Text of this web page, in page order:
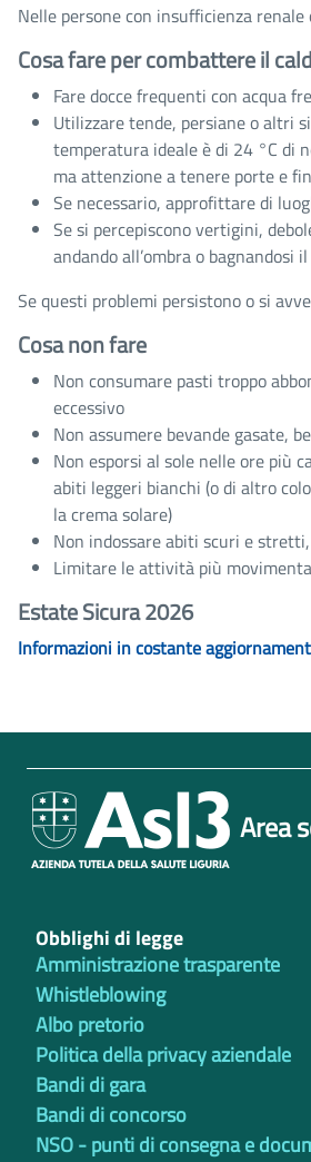
Nelle persone con insufficienza
Cosa fare per combattere il
Fare docce frequenti con acqua
Utilizzare tende, persiane o altri
temperatura ideale è di 24 °C di
ma attenzione a tenere porte e
Se necessario, approfittare di
Se si percepiscono vertigini,
andando all’ombra o bagnandosi
Se questi problemi persistono o si
Cosa non fare
Non consumare pasti troppo
eccessivo
Non assumere bevande gasate,
Non esporsi al sole nelle ore più
abiti leggeri bianchi (o di altro
la crema solare)
Non indossare abiti scuri e
Limitare le attività più
Estate Sicura 2026
Informazioni in costante
Area
Obblighi di legge
Amministrazione trasparente
Whistleblowing
Albo pretorio
Politica della privacy aziendale
Bandi di gara
Bandi di concorso
NSO - punti di consegna e